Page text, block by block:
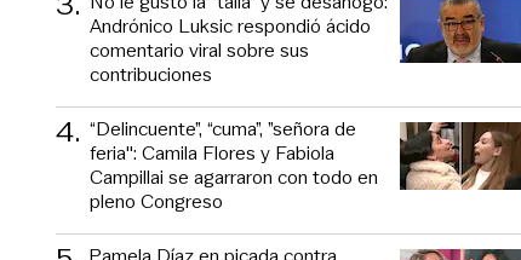
Andrónico Luksic respondió ácido
comentario viral sobre sus
contribuciones
4. “Delincuente”, “cuma”, ”señora de
feria": Camila Flores y Fabiola
Campillai se agarraron con todo en
pleno Congreso